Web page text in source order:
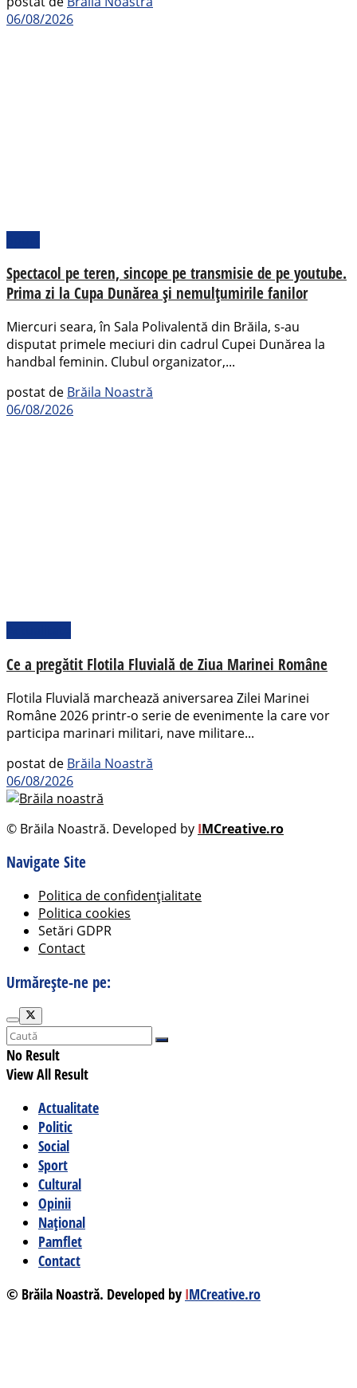
06/08/2026
Spectacol pe teren, sincope pe transmisie de pe youtube.
Prima zi la Cupa Dunărea și nemulțumirile fanilor
Miercuri seara, în Sala Polivalentă din Brăila, s-au
disputat primele meciuri din cadrul Cupei Dunărea la
handbal feminin. Clubul organizator,...
postat de Brăila Noastră
06/08/2026
Ce a pregătit Flotila Fluvială de Ziua Marinei Române
Flotila Fluvială marchează aniversarea Zilei Marinei
Române 2026 printr-o serie de evenimente la care vor
participa marinari militari, nave militare...
postat de Brăila Noastră
06/08/2026
© Brăila Noastră. Developed by IMCreative.ro
Navigate Site
Politica de confidențialitate
Politica cookies
Setări GDPR
Contact
Urmărește-ne pe:
No Result
View All Result
Actualitate
Politic
Social
Sport
Cultural
Opinii
Național
Pamflet
Contact
© Brăila Noastră. Developed by IMCreative.ro